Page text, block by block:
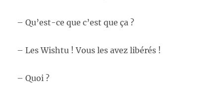
– Qu’est-ce que c’est que ça ?
– Les Wishtu ! Vous les avez libérés !
– Quoi ?